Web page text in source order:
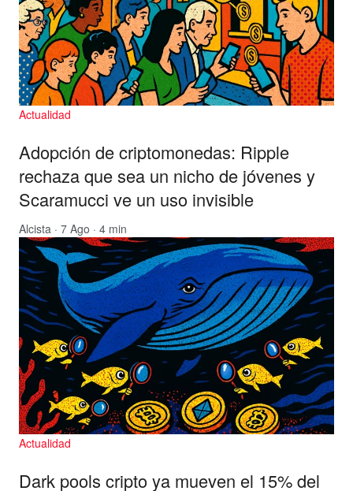
Actualidad
Adopción de criptomonedas: Ripple
rechaza que sea un nicho de jóvenes y
Scaramucci ve un uso invisible
Alcista · 7 Ago · 4 min
Actualidad
Dark pools cripto ya mueven el 15% del